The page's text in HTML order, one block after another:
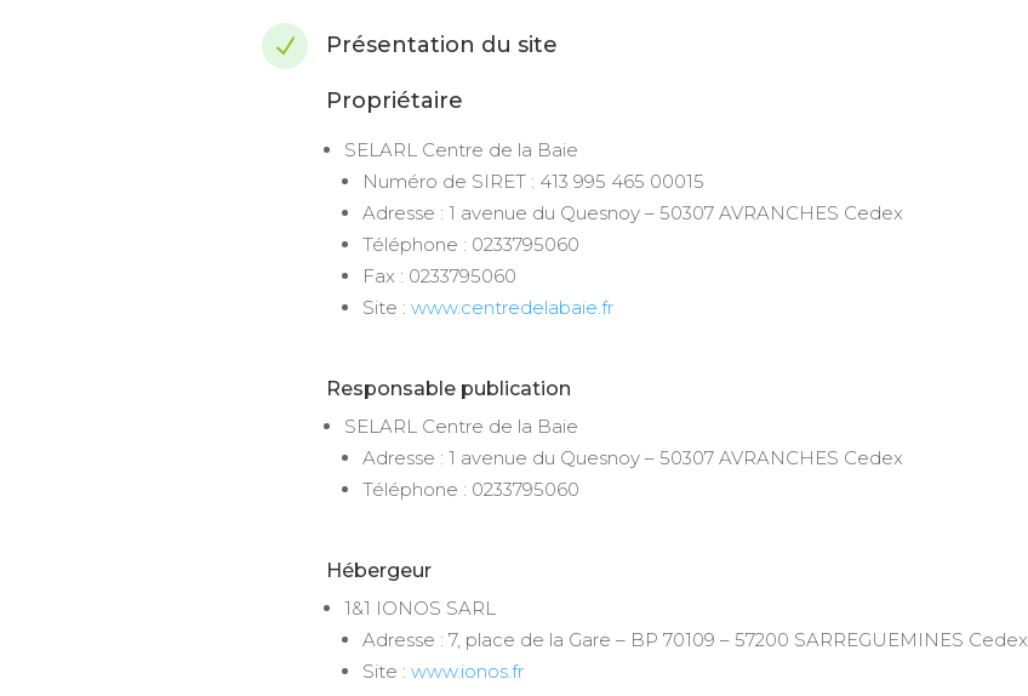
N Présentation du site
Propriétaire
SELARL Centre de la Baie
Numéro de SIRET : 413 995 465 00015
Adresse : 1 avenue du Quesnoy – 50307 AVRANCHES Cedex
Téléphone : 0233795060
Fax : 0233795060
Site :www.centredelabaie.fr
Responsable publication
SELARL Centre de la Baie
Adresse : 1 avenue du Quesnoy – 50307 AVRANCHES Cedex
Téléphone : 0233795060
Hébergeur
1&1 IONOS SARL
Adresse : 7, place de la Gare – BP 70109 – 57200 SARREGUEMINES Cedex
Site :www.ionos.fr